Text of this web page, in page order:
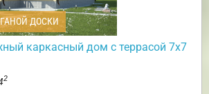
ДОСКИ
каркасный дом с террасой 7х7
2